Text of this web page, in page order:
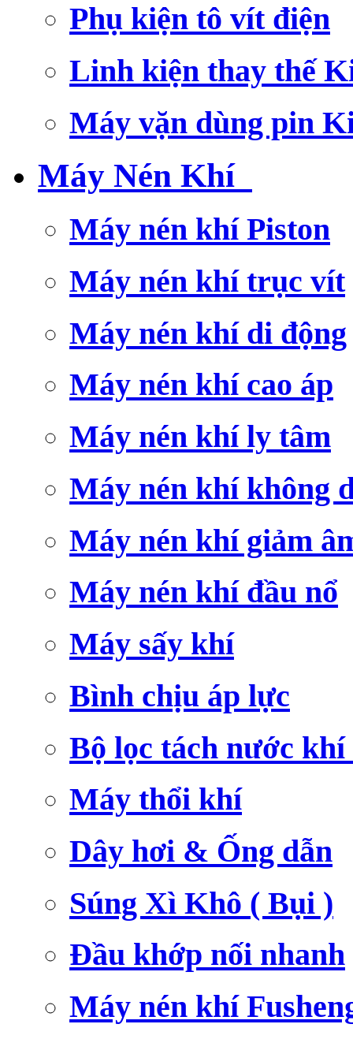
Phụ kiện tô vít điện
Linh kiện thay thế
Máy vặn dùng pin
Máy Nén Khí
Máy nén khí Piston
Máy nén khí trục vít
Máy nén khí di động
Máy nén khí cao áp
Máy nén khí ly tâm
Máy nén khí không
Máy nén khí giảm
Máy nén khí đầu nổ
Máy sấy khí
Bình chịu áp lực
Bộ lọc tách nước khí
Máy thổi khí
Dây hơi & Ống dẫn
Súng Xì Khô ( Bụi )
Đầu khớp nối nhanh
Máy nén khí